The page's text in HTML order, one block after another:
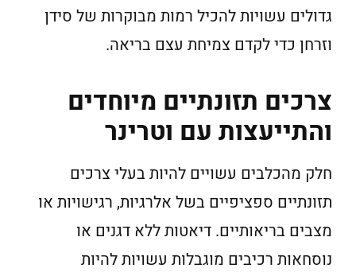
גדולים עשויות להכיל רמות מבוקרות של סידן
וזרחן כדי לקדם צמיחת עצם בריאה.
צרכים תזונתיים מיוחדים
והתייעצות עם וטרינר
חלק מהכלבים עשויים להיות בעלי צרכים
תזונתיים ספציפיים בשל אלרגיות, רגישויות או
מצבים בריאותיים. דיאטות ללא דגנים או
נוסחאות רכיבים מוגבלות עשויות להיות